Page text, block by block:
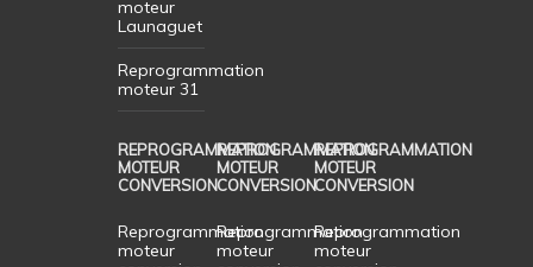
moteur
Launaguet
Reprogrammation
moteur 31
REPROGRAMMATION
MOTEUR
CONVERSION
Reprogrammation
moteur
REPROGRAMMATION
MOTEUR
CONVERSION
Reprogrammation
moteur
REPROGRAMMATION
MOTEUR
CONVERSION
Reprogrammation
moteur